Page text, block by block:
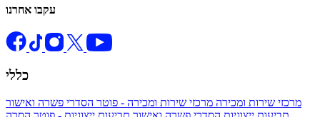
עקבו אחרנו
כללי
מרכזי שירות ומכירה מרכזי שירות ומכירה - פוטר הסדרי פשרה ואישור